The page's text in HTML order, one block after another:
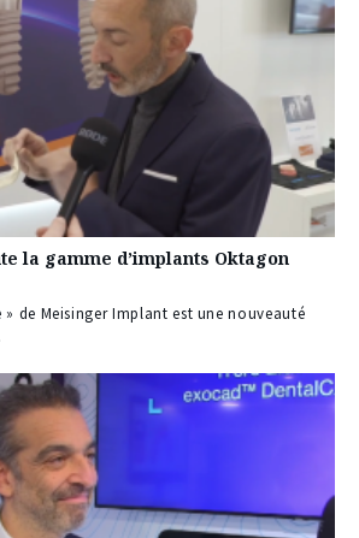
la gamme d’implants Oktagon
» de Meisinger Implant est une nouveauté